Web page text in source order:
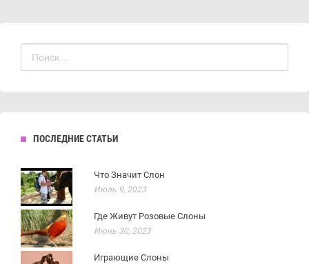
ПОСЛЕДНИЕ СТАТЬИ
Что Значит Слон
Июль 9, 2023
Где Живут Розовые Слоны
Июнь 30, 2023
Играющие Слоны